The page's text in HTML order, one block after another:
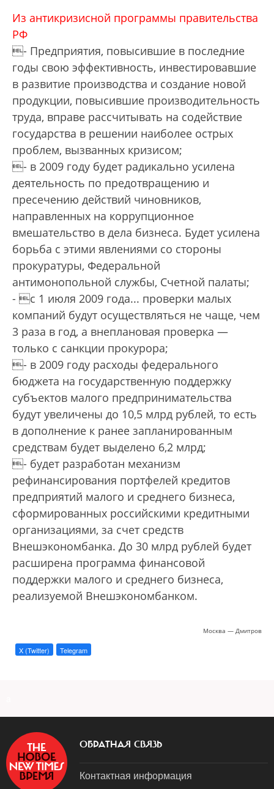
Из антикризисной программы правительства
РФ
- Предприятия, повысившие в последние
годы свою эффективность, инвестировавшие
в развитие производства и создание новой
продукции, повысившие производительность
труда, вправе рассчитывать на содействие
государства в решении наиболее острых
проблем, вызванных кризисом;
- в 2009 году будет радикально усилена
деятельность по предотвращению и
пресечению действий чиновников,
направленных на коррупционное
вмешательство в дела бизнеса. Будет усилена
борьба с этими явлениями со стороны
прокуратуры, Федеральной
антимонопольной службы, Счетной палаты;
- с 1 июля 2009 года... проверки малых
компаний будут осуществляться не чаще, чем
3 раза в год, а внеплановая проверка —
только с санкции прокурора­;
- в 2009 году расходы федерального
бюджета на государственную поддержку
субъектов малого предпринимательства
будут увеличены до 10,5 млрд руб­лей, то есть
в дополнение к ранее запланированным
средствам будет выделено 6,2 млрд;
- будет разработан механизм
рефинансирования портфелей кредитов
предприятий малого и среднего бизнеса,
сформированных российскими кредитными
организациями, за счет средств
Внешэкономбанка. До 30 млрд рублей будет
расширена программа финансовой
поддержки малого и среднего бизнеса,
реализуемой Внешэкономбанком.
Москва — Дмитров
X (Twitter) Telegram
ОБРАТНАЯ СВЯЗЬ
Контактная информация